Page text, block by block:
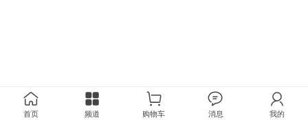
首页 频道 购物车 消息 我的